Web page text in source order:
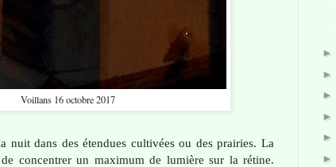
Voillans 16 octobre 2017
nuit dans des étendues cultivées ou des prairies. La
concentrer un maximum de lumière sur la rétine.
►
►
►
►
►
►